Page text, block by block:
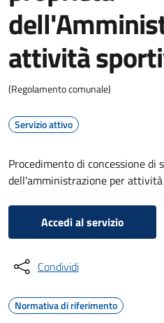
attività
(Regolamento comunale)
Servizio attivo
Procedimento di concessione di
dell'amministrazione per
Accedi al servizio
Condividi
Normativa di riferimento